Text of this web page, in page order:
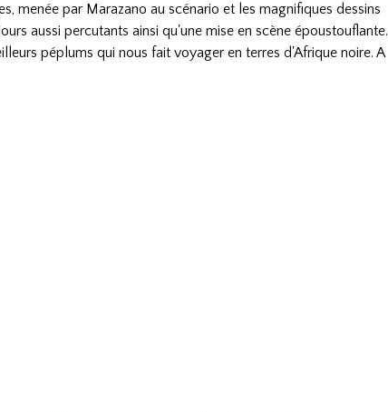
menée par Marazano au scénario et les magnifiques dessins
aussi percutants ainsi qu'une mise en scène époustouflante.
péplums qui nous fait voyager en terres d'Afrique noire. A